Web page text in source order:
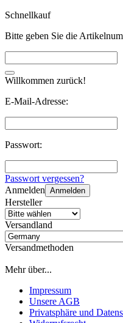
Schnellkauf
Bitte geben Sie die
Willkommen zurück!
E-Mail-Adresse:
Passwort:
Passwort vergessen?
Anmelden Anmelden
Hersteller
Versandland
Versandmethoden
Mehr über...
Impressum
Unsere AGB
Privatsphäre und